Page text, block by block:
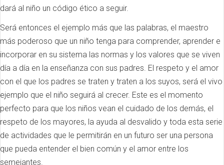
dará al niño un código ético a seguir.
Será entonces el ejemplo más que las palabras, el maestro
más poderoso que un niño tenga para comprender, aprender e
incorporar en su sistema las normas y los valores que se viven
día a día en la enseñanza con sus padres. El respeto y el amor
con el que los padres se traten y traten a los suyos, será el vivo
ejemplo que el niño seguirá al crecer. Este es el momento
perfecto para que los niños vean el cuidado de los demás, el
respeto de los mayores, la ayuda al desvalido y toda esta serie
de actividades que le permitirán en un futuro ser una persona
que pueda entender el bien común y el amor entre los
semejantes.